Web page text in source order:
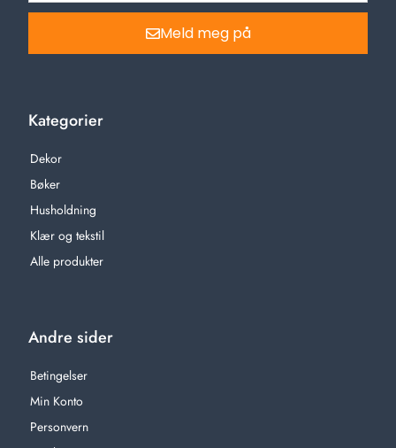
Meld meg på
Kategorier
Dekor
Bøker
Husholdning
Klær og tekstil
Alle produkter
Andre sider
Betingelser
Min Konto
Personvern